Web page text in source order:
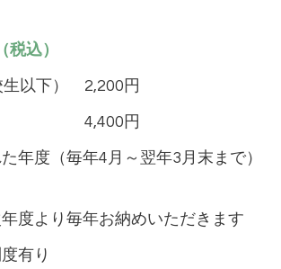
込）
以下） 2,200円
4,400円
年度（毎年4月～翌年3月末まで）
度より毎年お納めいただきます
有り